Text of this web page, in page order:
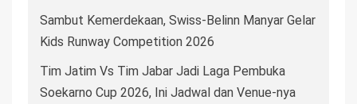
Sambut Kemerdekaan, Swiss-Belinn Manyar Gelar
Kids Runway Competition 2026
Tim Jatim Vs Tim Jabar Jadi Laga Pembuka
Soekarno Cup 2026, Ini Jadwal dan Venue-nya